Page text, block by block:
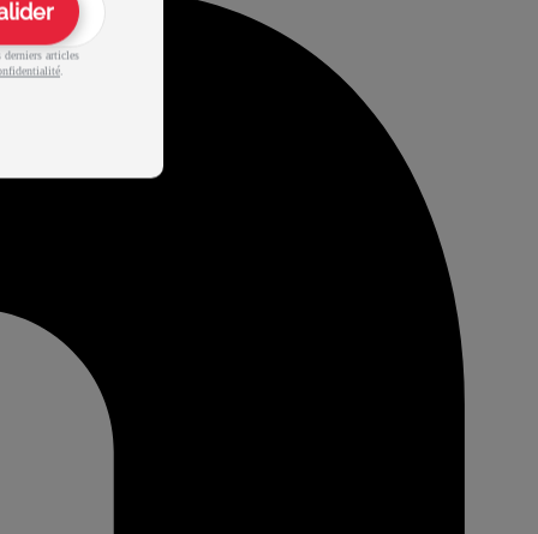
derniers articles
.